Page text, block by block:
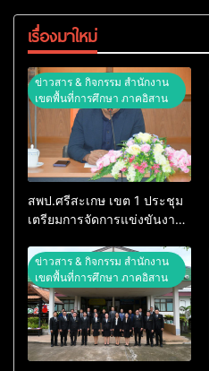
เรื่องมาใหม่
ข่าวสาร & กิจกรรม สำนักงาน
เขตพื้นที่การศึกษา ภาคอิสาน
สพป.ศรีสะเกษ เขต 1 ประชุม
เตรียมการจัดการแข่งขันงาน
74 ปีการศึกษา 2569
ข่าวสาร & กิจกรรม สำนักงาน
เขตพื้นที่การศึกษา ภาคอิสาน